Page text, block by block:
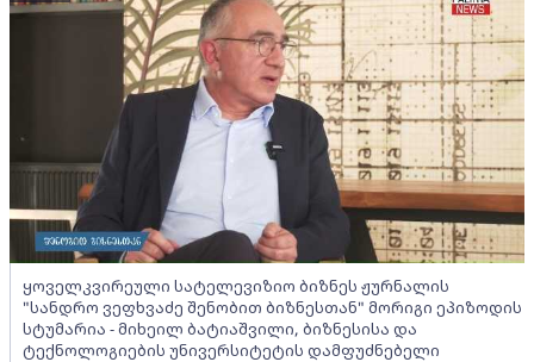
ყოველკვირეული სატელევიზიო ბიზნეს ჟურნალის
"სანდრო ვეფხვაძე შენობით ბიზნესთან" მორიგი ეპიზოდის
სტუმარია - მიხეილ ბატიაშვილი, ბიზნესისა და
ტექნოლოგიების უნივერსიტეტის დამფუძნებელი